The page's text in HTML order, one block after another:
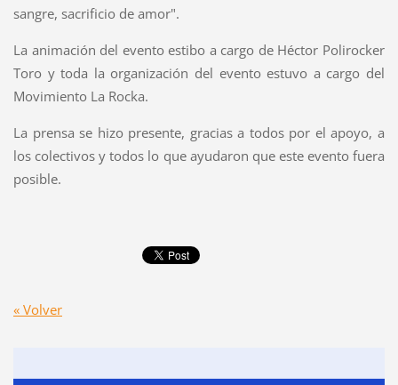
sangre, sacrificio de amor".
La animación del evento estibo a cargo de Héctor Polirocker
Toro y toda la organización del evento estuvo a cargo del
Movimiento La Rocka.
La prensa se hizo presente, gracias a todos por el apoyo, a
los colectivos y todos lo que ayudaron que este evento fuera
posible.
« Volver